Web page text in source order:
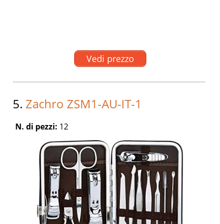
Vedi prezzo
5. Zachro ZSM1-AU-IT-1
N. di pezzi: 12